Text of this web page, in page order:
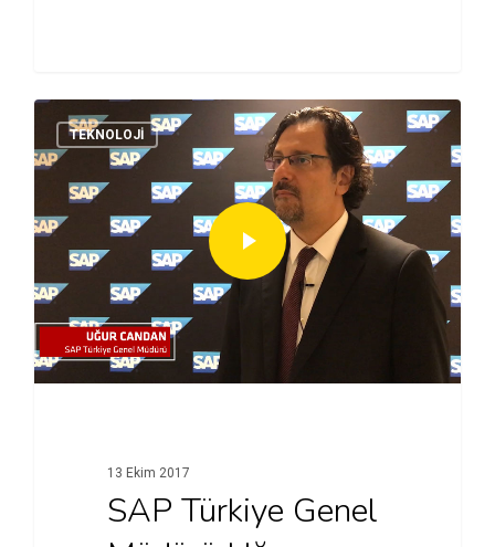
TEKNOLOJI
13 Ekim 2017
SAP Türkiye Genel